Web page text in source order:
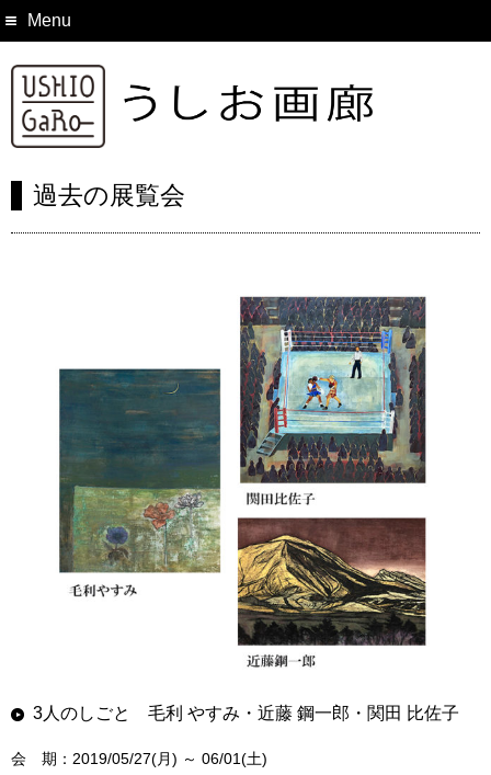
Menu
過去の展覧会
3人のしごと 毛利 やすみ・近藤 鋼一郎・関田 比佐子
会 期：2019/05/27(月) ～ 06/01(土)